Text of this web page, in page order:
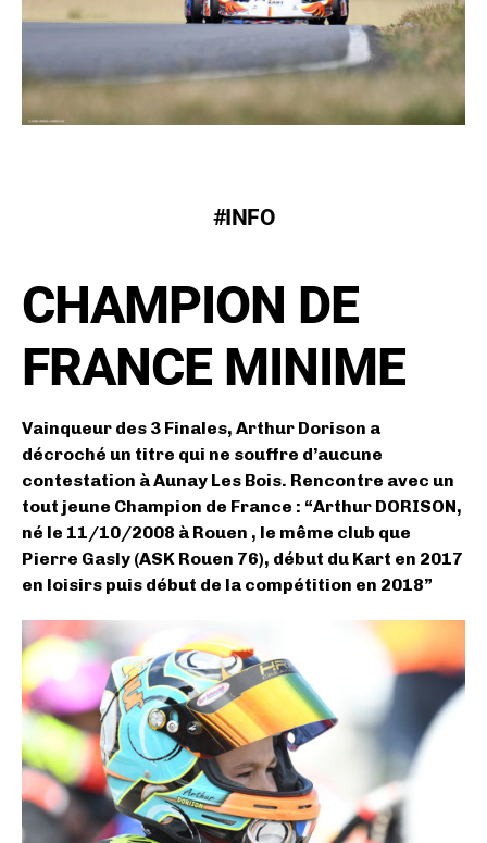
#INFO
CHAMPION DE
FRANCE MINIME
Vainqueur des 3 Finales, Arthur Dorison a
décroché un titre qui ne souffre d’aucune
contestation à Aunay Les Bois. Rencontre avec un
tout jeune Champion de France : “Arthur DORISON,
né le 11/10/2008 à Rouen , le même club que
Pierre Gasly (ASK Rouen 76), début du Kart en 2017
en loisirs puis début de la compétition en 2018”